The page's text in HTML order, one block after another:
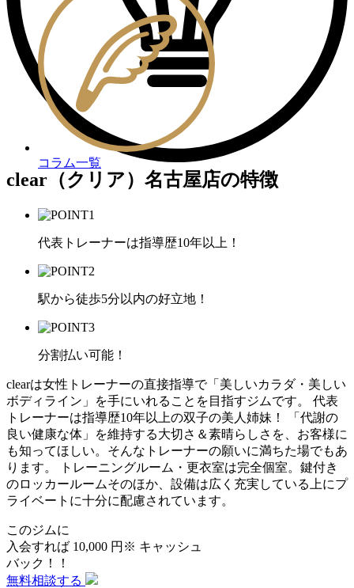
コラム一覧
clear（クリア）名古屋店の特徴
代表トレーナーは指導歴10年以上！
駅から徒歩5分以内の好立地！
分割払い可能！
clearは女性トレーナーの直接指導で「美しいカラダ・美しい
ボディライン」を手にいれることを目指すジムです。 代表
トレーナーは指導歴10年以上の双子の美人姉妹！ 「代謝の
良い健康な体」を維持する大切さ＆素晴らしさを、お客様に
も知ってほしい。そんなトレーナーの願いに満ちた場でもあ
ります。 トレーニングルーム・更衣室は完全個室。鍵付き
のロッカールームそのほか、設備は広く充実している上にプ
ライベートに十分に配慮されています。
このジムに
入会すれば 10,000 円 ※ キャッシュ
バック！！
無料相談する